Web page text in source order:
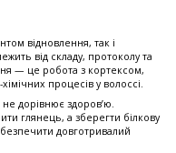
відновлення, так і
від складу, протоколу та
— це робота з кортексом,
процесів у волоссі.
дорівнює здоров’ю.
глянець, а зберегти білкову
довготривалий